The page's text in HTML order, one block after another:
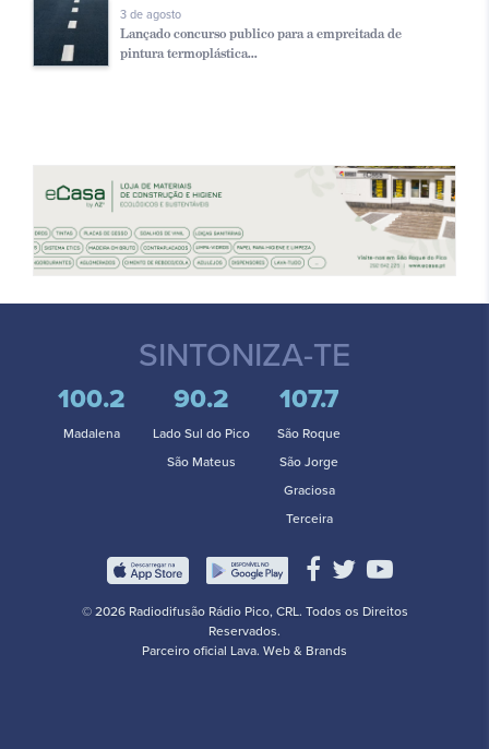
3 de agosto
Lançado concurso publico para a empreitada de
pintura termoplástica...
SINTONIZA-TE
100.2
Madalena
90.2
Lado Sul do Pico
São Mateus
107.7
São Roque
São Jorge
Graciosa
Terceira
© 2026 Radiodifusão Rádio Pico, CRL. Todos os Direitos
Reservados.
Parceiro oficial Lava. Web & Brands